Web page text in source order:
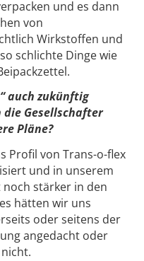
und es dann
von
Wirkstoffen und
schlichte Dinge wie
auch zukünftig
Gesellschafter
Pläne?
Profil von Trans-o-flex
und in unserem
stärker in den
hätten wir uns
oder seitens der
angedacht oder